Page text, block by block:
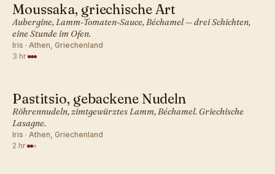
GRIECHISCH · ABENDESSEN
Moussaka, griechische Art
Aubergine, Lamm-Tomaten-Sauce, Béchamel — drei Schichten,
eine Stunde im Ofen.
Iris · Athen, Griechenland
3 hr·
GRIECHISCH · ABENDESSEN
Pastitsio, gebackene Nudeln
Röhrennudeln, zimtgewürztes Lamm, Béchamel. Griechische
Lasagne.
Iris · Athen, Griechenland
2 hr·